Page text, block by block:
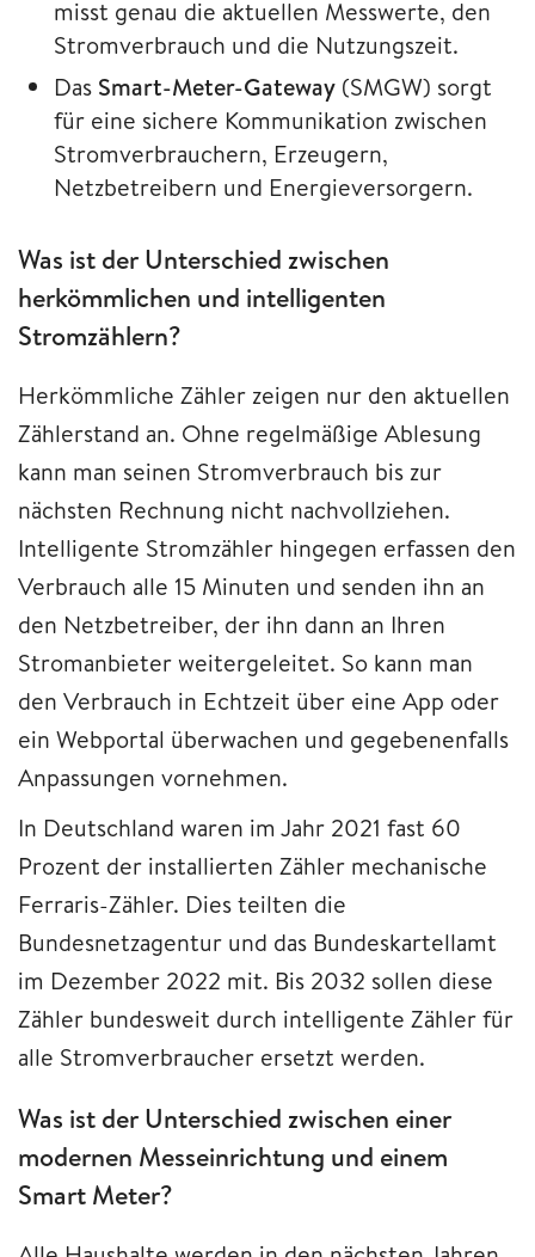
misst genau die aktuellen Messwerte, den
Stromverbrauch und die Nutzungszeit.
Das Smart-Meter-Gateway (SMGW) sorgt
für eine sichere Kommunikation zwischen
Stromverbrauchern, Erzeugern,
Netzbetreibern und Energieversorgern.
Was ist der Unterschied zwischen
herkömmlichen und intelligenten
Stromzählern?
Herkömmliche Zähler zeigen nur den aktuellen
Zählerstand an. Ohne regelmäßige Ablesung
kann man seinen Stromverbrauch bis zur
nächsten Rechnung nicht nachvollziehen.
Intelligente Stromzähler hingegen erfassen den
Verbrauch alle 15 Minuten und senden ihn an
den Netzbetreiber, der ihn dann an Ihren
Stromanbieter weitergeleitet. So kann man
den Verbrauch in Echtzeit über eine App oder
ein Webportal überwachen und gegebenenfalls
Anpassungen vornehmen.
In Deutschland waren im Jahr 2021 fast 60
Prozent der installierten Zähler mechanische
Ferraris-Zähler. Dies teilten die
Bundesnetzagentur und das Bundeskartellamt
im Dezember 2022 mit. Bis 2032 sollen diese
Zähler bundesweit durch intelligente Zähler für
alle Stromverbraucher ersetzt werden.
Was ist der Unterschied zwischen einer
modernen Messeinrichtung und einem
Smart Meter?